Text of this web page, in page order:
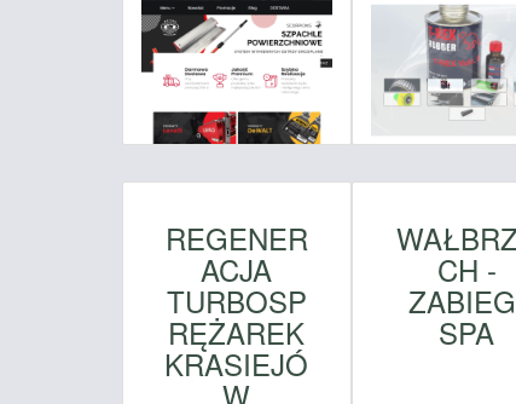
REGENER
ACJA
TURBOSP
RĘŻAREK
KRASIEJÓ
W
CH -
SPA